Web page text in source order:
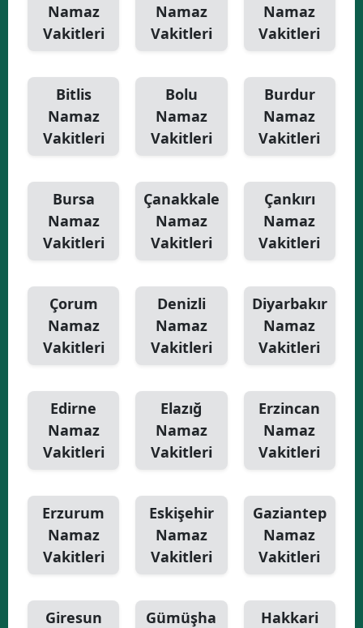
Namaz
Vakitleri
Namaz
Vakitleri
Namaz
Vakitleri
Bitlis
Namaz
Vakitleri
Bolu
Namaz
Vakitleri
Burdur
Namaz
Vakitleri
Bursa
Namaz
Vakitleri
Çanakkale
Namaz
Vakitleri
Çankırı
Namaz
Vakitleri
Çorum
Namaz
Vakitleri
Denizli
Namaz
Vakitleri
Diyarbakır
Namaz
Vakitleri
Edirne
Namaz
Vakitleri
Elazığ
Namaz
Vakitleri
Erzincan
Namaz
Vakitleri
Erzurum
Namaz
Vakitleri
Eskişehir
Namaz
Vakitleri
Gaziantep
Namaz
Vakitleri
Giresun
Gümüşha
Hakkari